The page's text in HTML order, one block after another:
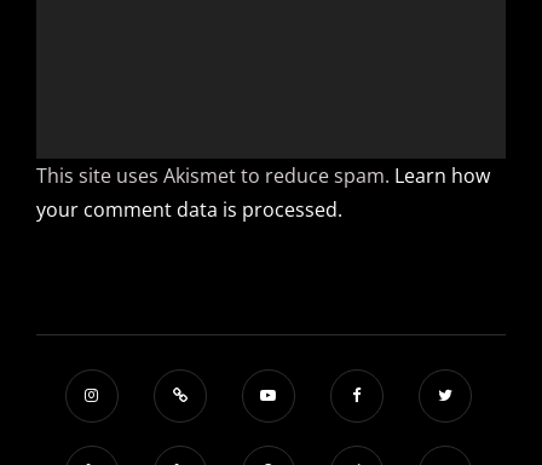
This site uses Akismet to reduce spam. Learn how
your comment data is processed.